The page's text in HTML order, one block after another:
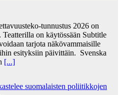
tunnustus 2026 on
on käytössään Subtitle
tarjota näkövammaisille
esityksiin päivittäin. Svenska
[...]
suomalaisten poliitikkojen